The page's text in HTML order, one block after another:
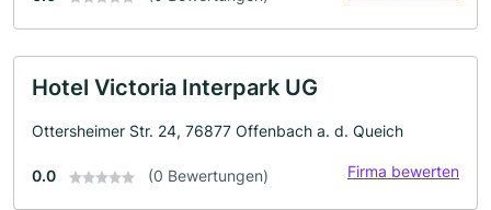
Hotel Victoria Interpark UG
Ottersheimer Str. 24, 76877 Offenbach a. d. Queich
0.0 (0 Bewertungen) Firma bewerten